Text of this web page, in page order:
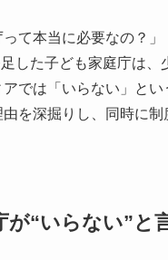
って本当に必要なの？」
した子ども家庭庁は
アでは「いらない」と
を深掘りし、同時に
が“いらない”と